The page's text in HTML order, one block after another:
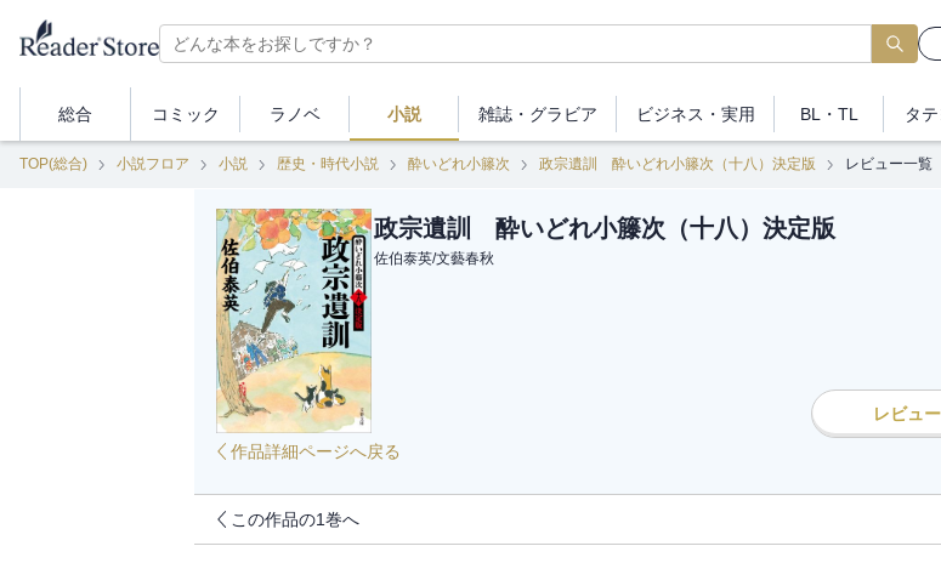
総合 コミック ラノベ 小説 雑誌・ グラビア ビジネス ・実用 BL・TL タテ
TOP(総合) 小説フロア 小説 歴史・時代小説 酔いどれ小籐次 政宗遺訓 酔いどれ小籐次（十八）決定版 レビュー一覧
政宗遺訓 酔いどれ小籐次（十八）決定版
佐伯泰英/文藝春秋
レビュ
作品詳細ページへ戻る
この作品の1巻へ